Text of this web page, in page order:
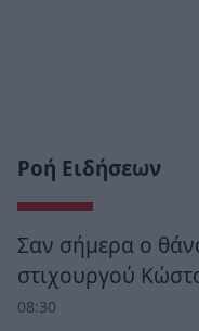
Ροή Ειδήσεων
Σαν σήμερα ο
στιχουργού
08:30